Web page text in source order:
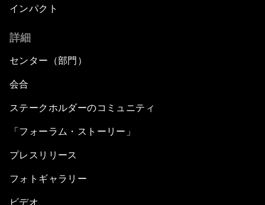
インパクト
詳細
センター（部門）
会合
ステークホルダーのコミュニティ
「フォーラム・ストーリー」
プレスリリース
フォトギャラリー
ビデオ